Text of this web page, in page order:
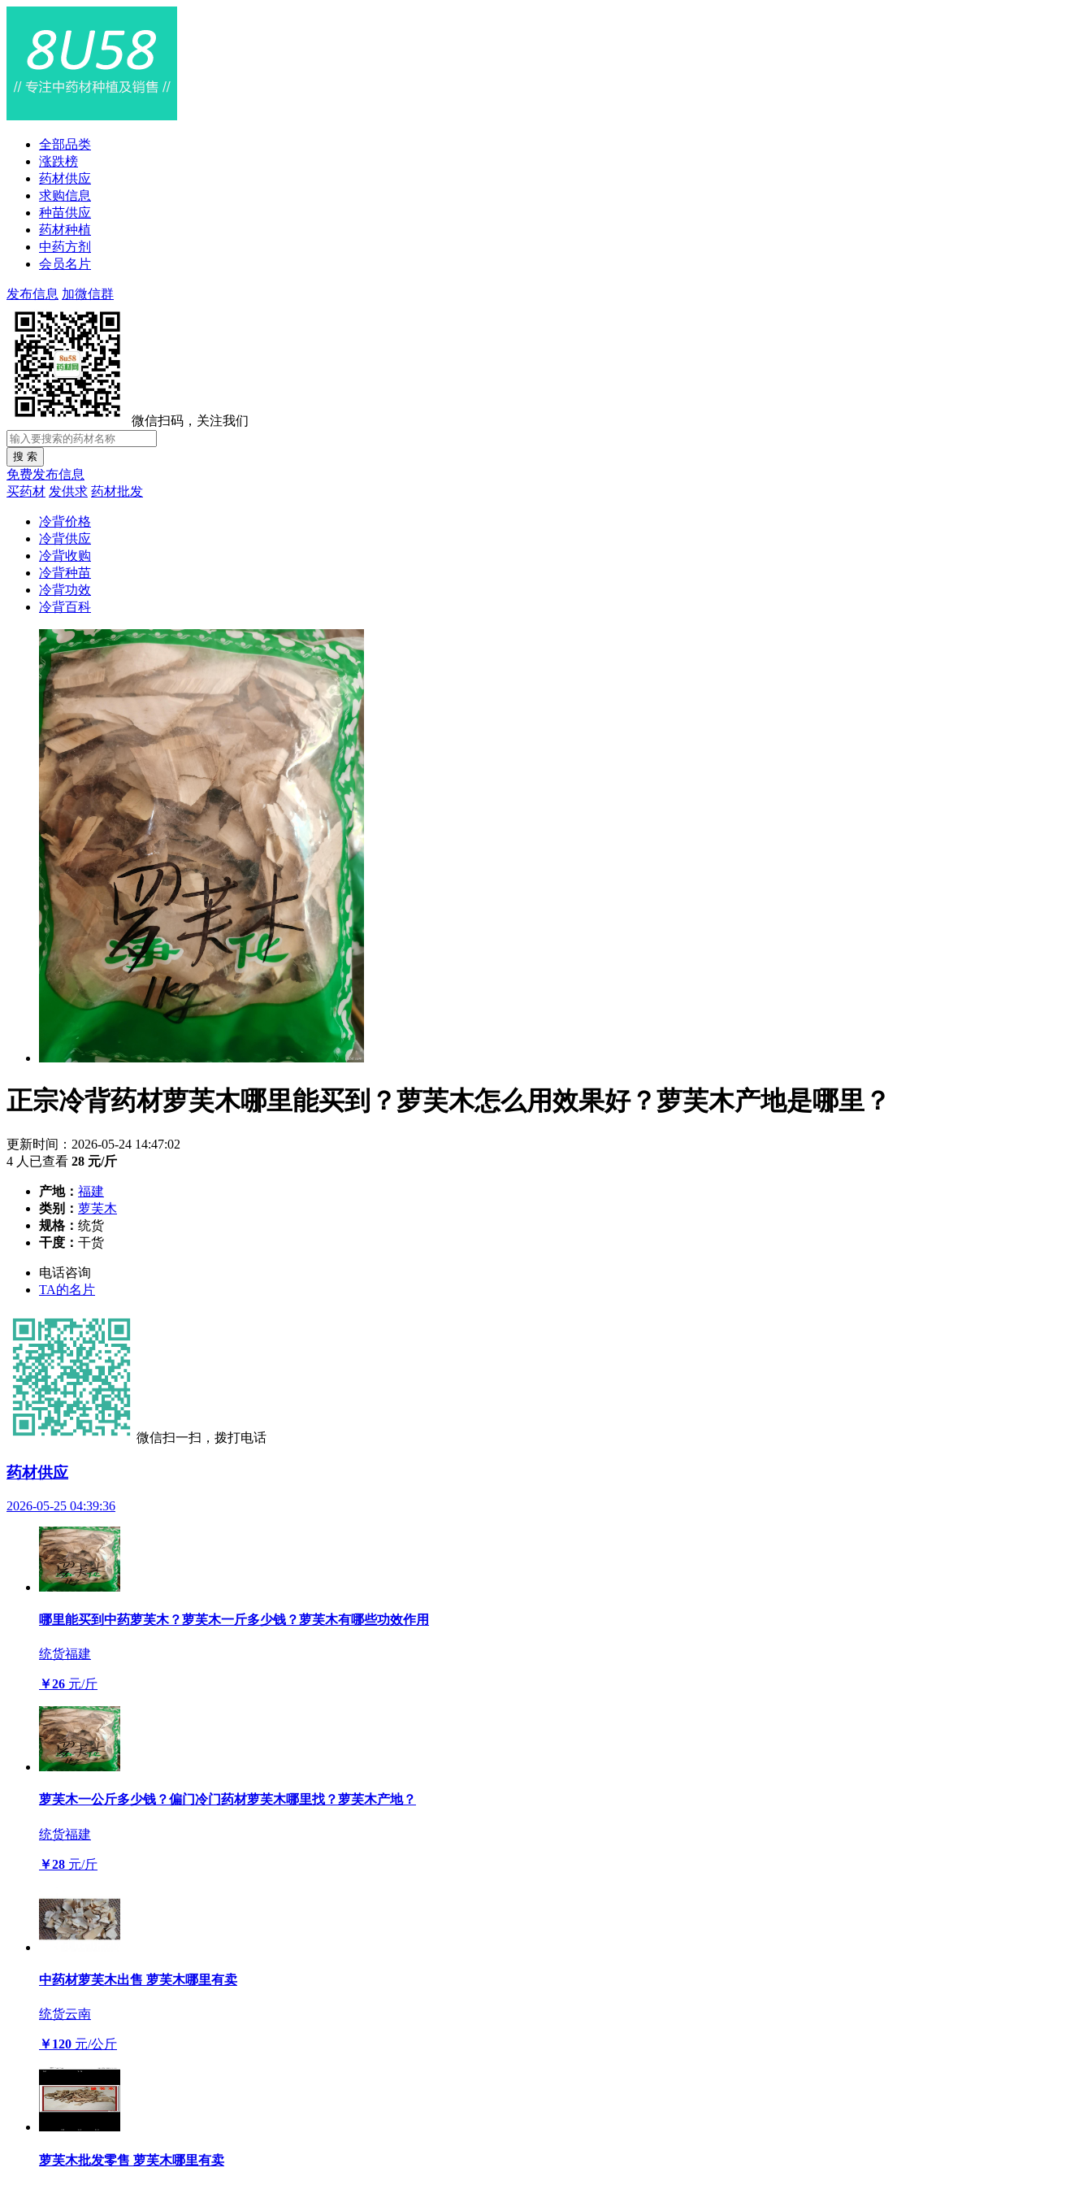
全部品类
涨跌榜
药材供应
求购信息
种苗供应
药材种植
中药方剂
会员名片
发布信息 加微信群
微信扫码，关注我们
免费发布信息
买药材 发供求 药材批发
冷背价格
冷背供应
冷背收购
冷背种苗
冷背功效
冷背百科
正宗冷背药材萝芙木哪里能买到？萝芙木怎么用效果好？萝芙木产地是哪里？
更新时间：2026-05-24 14:47:02
4 人已查看 28 元/斤
产地： 福建
类别： 萝芙木
规格： 统货
干度： 干货
电话咨询
TA的名片
微信扫一扫，拨打电话
药材供应
2026-05-25 04:39:36
哪里能买到中药萝芙木？萝芙木一斤多少钱？萝芙木有哪些功效作用
统货福建
￥26 元/斤
萝芙木一公斤多少钱？偏门冷门药材萝芙木哪里找？萝芙木产地？
统货福建
￥28 元/斤
中药材萝芙木出售 萝芙木哪里有卖
统货云南
￥120 元/公斤
萝芙木批发零售 萝芙木哪里有卖